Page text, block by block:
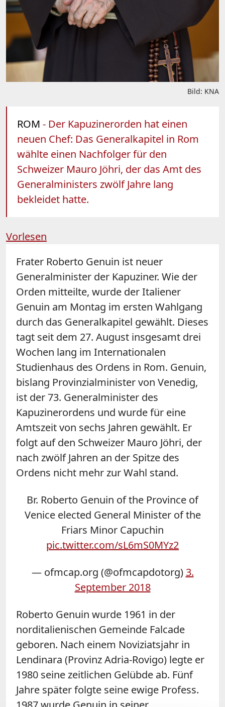
Bild: KNA
ROM - Der Kapuzinerorden hat einen
neuen Chef: Das Generalkapitel in Rom
wählte einen Nachfolger für den
Schweizer Mauro Jöhri, der das Amt des
Generalministers zwölf Jahre lang
bekleidet hatte.
Vorlesen
Frater Roberto Genuin ist neuer
Generalminister der Kapuziner. Wie der
Orden mitteilte, wurde der Italiener
Genuin am Montag im ersten Wahlgang
durch das Generalkapitel gewählt. Dieses
tagt seit dem 27. August insgesamt drei
Wochen lang im Internationalen
Studienhaus des Ordens in Rom. Genuin,
bislang Provinzialminister von Venedig,
ist der 73. Generalminister des
Kapuzinerordens und wurde für eine
Amtszeit von sechs Jahren gewählt. Er
folgt auf den Schweizer Mauro Jöhri, der
nach zwölf Jahren an der Spitze des
Ordens nicht mehr zur Wahl stand.
Br. Roberto Genuin of the Province of
Venice elected General Minister of the
Friars Minor Capuchin
pic.twitter.com/sL6mS0MYz2
— ofmcap.org (@ofmcapdotorg) 3.
September 2018
Roberto Genuin wurde 1961 in der
norditalienischen Gemeinde Falcade
geboren. Nach einem Noviziatsjahr in
Lendinara (Provinz Adria-Rovigo) legte er
1980 seine zeitlichen Gelübde ab. Fünf
Jahre später folgte seine ewige Profess.